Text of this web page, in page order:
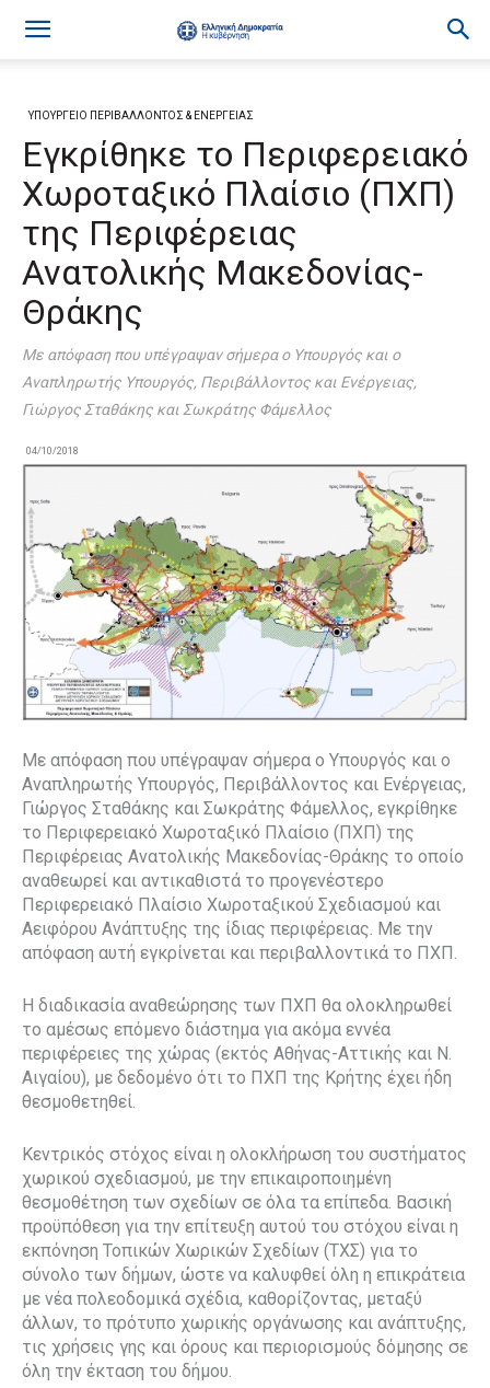
ΥΠΟΥΡΓΕΙΟ ΠΕΡΙΒΑΛΛΟΝΤΟΣ & ΕΝΕΡΓΕΙΑΣ
Εγκρίθηκε το Περιφερειακό
Χωροταξικό Πλαίσιο (ΠΧΠ)
της Περιφέρειας
Ανατολικής Μακεδονίας-
Θράκης
Με απόφαση που υπέγραψαν σήμερα ο Υπουργός και ο
Αναπληρωτής Υπουργός, Περιβάλλοντος και Ενέργειας,
Γιώργος Σταθάκης και Σωκράτης Φάμελλος
04/10/2018
Με απόφαση που υπέγραψαν σήμερα ο Υπουργός και ο
Αναπληρωτής Υπουργός, Περιβάλλοντος και Ενέργειας,
Γιώργος Σταθάκης και Σωκράτης Φάμελλος, εγκρίθηκε
το Περιφερειακό Χωροταξικό Πλαίσιο (ΠΧΠ) της
Περιφέρειας Ανατολικής Μακεδονίας-Θράκης το οποίο
αναθεωρεί και αντικαθιστά το προγενέστερο
Περιφερειακό Πλαίσιο Χωροταξικού Σχεδιασμού και
Αειφόρου Ανάπτυξης της ίδιας περιφέρειας. Με την
απόφαση αυτή εγκρίνεται και περιβαλλοντικά το ΠΧΠ.
Η διαδικασία αναθεώρησης των ΠΧΠ θα ολοκληρωθεί
το αμέσως επόμενο διάστημα για ακόμα εννέα
περιφέρειες της χώρας (εκτός Αθήνας-Αττικής και Ν.
Αιγαίου), με δεδομένο ότι το ΠΧΠ της Κρήτης έχει ήδη
θεσμοθετηθεί.
Κεντρικός στόχος είναι η ολοκλήρωση του συστήματος
χωρικού σχεδιασμού, με την επικαιροποιημένη
θεσμοθέτηση των σχεδίων σε όλα τα επίπεδα. Βασική
προϋπόθεση για την επίτευξη αυτού του στόχου είναι η
εκπόνηση Τοπικών Χωρικών Σχεδίων (ΤΧΣ) για το
σύνολο των δήμων, ώστε να καλυφθεί όλη η επικράτεια
με νέα πολεοδομικά σχέδια, καθορίζοντας, μεταξύ
άλλων, το πρότυπο χωρικής οργάνωσης και ανάπτυξης,
τις χρήσεις γης και όρους και περιορισμούς δόμησης σε
όλη την έκταση του δήμου.